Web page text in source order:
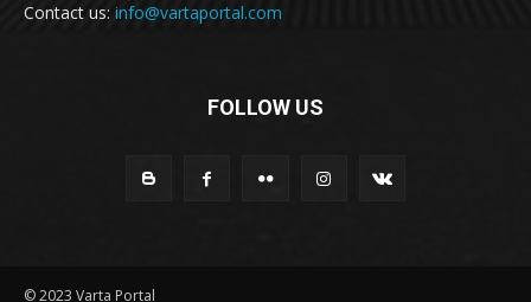
Contact us: info@vartaportal.com
FOLLOW US
© 2023 Varta Portal